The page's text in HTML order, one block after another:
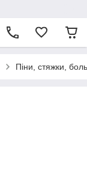
Піни, стяжки,